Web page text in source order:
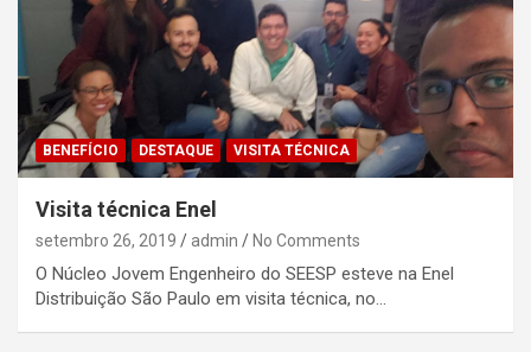
BENEFÍCIO DESTAQUE VISITA TÉCNICA
Visita técnica Enel
setembro 26, 2019 admin No Comments
O Núcleo Jovem Engenheiro do SEESP esteve na Enel
Distribuição São Paulo em visita técnica, no…